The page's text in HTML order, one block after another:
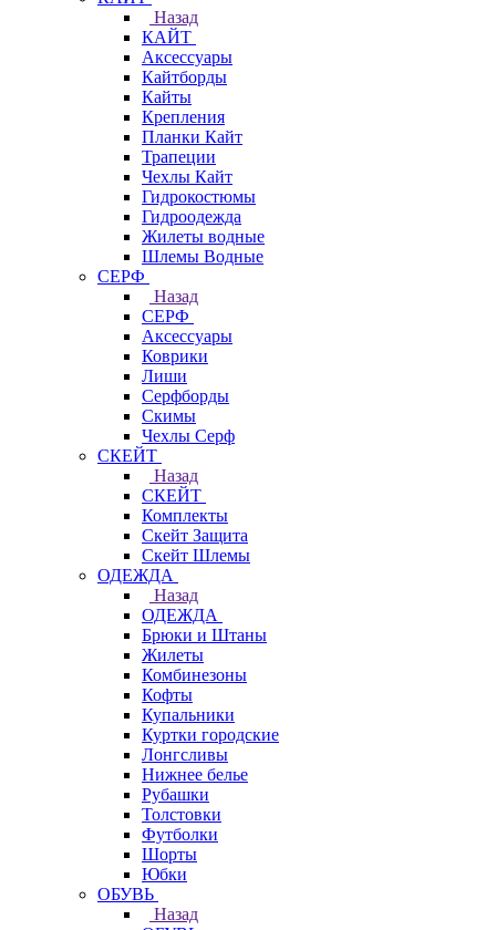
Назад
КАЙТ
Аксессуары
Кайтборды
Кайты
Крепления
Планки Кайт
Трапеции
Чехлы Кайт
Гидрокостюмы
Гидроодежда
Жилеты водные
Шлемы Водные
СЕРФ
Назад
СЕРФ
Аксессуары
Коврики
Лиши
Серфборды
Скимы
Чехлы Cерф
СКЕЙТ
Назад
СКЕЙТ
Комплекты
Скейт Защита
Скейт Шлемы
ОДЕЖДА
Назад
ОДЕЖДА
Брюки и Штаны
Жилеты
Комбинезоны
Кофты
Купальники
Куртки городские
Лонгсливы
Нижнее белье
Рубашки
Толстовки
Футболки
Шорты
Юбки
ОБУВЬ
Назад